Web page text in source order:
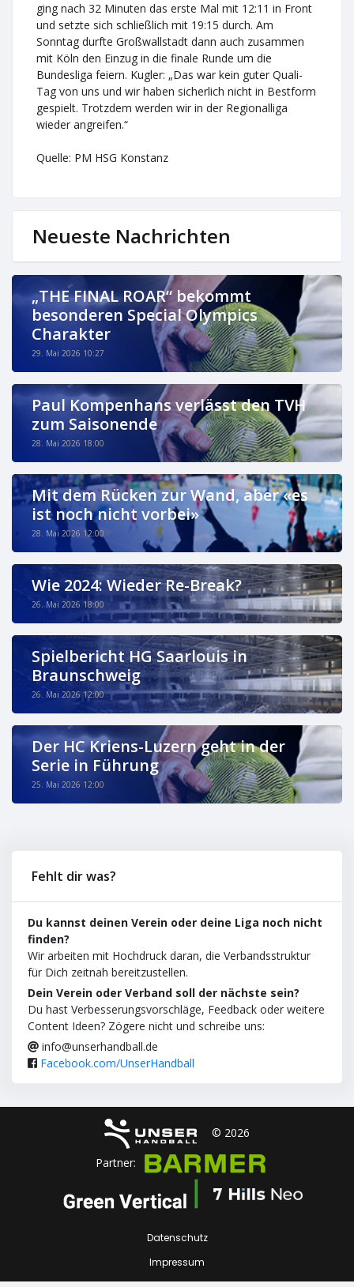
ging nach 32 Minuten das erste Mal mit 12:11 in Front
und setzte sich schließlich mit 19:15 durch. Am
Sonntag durfte Großwallstadt dann auch zusammen
mit Köln den Einzug in die finale Runde um die
Bundesliga feiern. Kugler: „Das war kein guter Quali-
Tag von uns und wir haben sicherlich nicht in Bestform
gespielt. Trotzdem werden wir in der Regionalliga
wieder angreifen.“
Quelle: PM HSG Konstanz
Neueste Nachrichten
„THE FINAL ROAR“ bekommt
besonderen Special Olympics
Charakter
29. Mai 2026 10:27
Paul Kompenhans verlässt den TVH
zum Saisonende
28. Mai 2026 18:00
Mit dem Rücken zur Wand, aber «es
ist noch nicht vorbei»
28. Mai 2026 12:00
Wie 2024: Wieder Re-Break?
26. Mai 2026 18:00
Spielbericht HG Saarlouis in
Braunschweig
26. Mai 2026 12:00
Der HC Kriens-Luzern geht in der
Serie in Führung
25. Mai 2026 12:00
Fehlt dir was?
Du kannst deinen Verein oder deine Liga noch nicht
finden?
Wir arbeiten mit Hochdruck daran, die Verbandsstruktur
für Dich zeitnah bereitzustellen.
Dein Verein oder Verband soll der nächste sein?
Du hast Verbesserungsvorschläge, Feedback oder weitere
Content Ideen? Zögere nicht und schreibe uns:
info@unserhandball.de
Facebook.com/UnserHandball
© 2026
Partner:
Datenschutz
Impressum